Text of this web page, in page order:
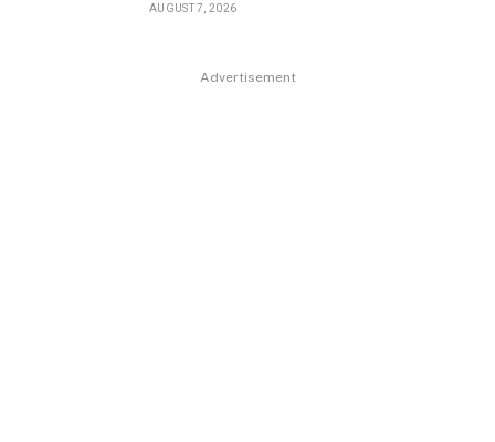
AUGUST 7, 2026
Advertisement